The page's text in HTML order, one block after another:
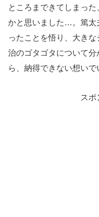
ところまできてしまった
かと思いました…。篤太
ったことを悟り、大き
治のゴタゴタについて
ら、納得できない想いで
スポ